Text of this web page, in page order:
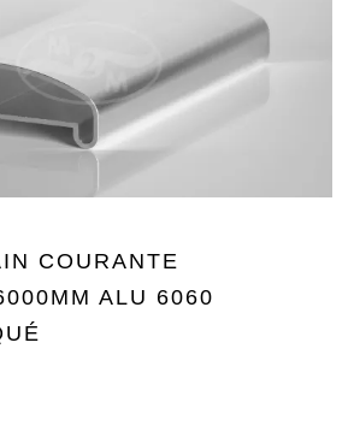
COURANTE
ALU 6060